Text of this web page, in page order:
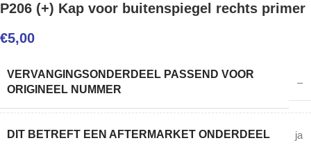
P206 (+) Kap voor buitenspiegel rechts primer
€5,00
VERVANGINGSONDERDEEL PASSEND VOOR
ORIGINEEL NUMMER
–
DIT BETREFT EEN AFTERMARKET ONDERDEEL ja